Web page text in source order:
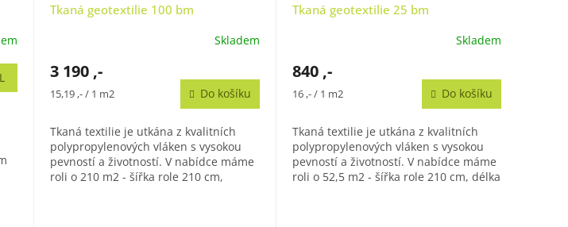
Tkaná geotextilie 100 bm
Skladem
3 190 ,-
Měrná
15,19 ,- / 1 m2 Do košíku
Tkaná textilie je utkána z kvalitních
polypropylenových vláken s vysokou
pevností a životností. V nabídce máme
roli o 210 m2 - šířka role 210 cm,
Tkaná geotextilie 25 bm
Skladem
840 ,-
Měrná
16 ,- / 1 m2 Do košíku
Tkaná textilie je utkána z kvalitních
polypropylenových vláken s vysokou
pevností a životností. V nabídce máme
roli o 52,5 m2 - šířka role 210 cm, délka